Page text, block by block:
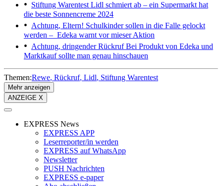
Stiftung Warentest Lidl schmiert ab – ein Supermarkt hat
die beste Sonnencreme 2024
Achtung, Eltern! Schulkinder sollen in die Falle gelockt
werden – Edeka warnt vor mieser Aktion
Achtung, dringender RückrufBei Produkt von Edeka und
Marktkauf sollte man genau hinschauen
Themen:Rewe Rückruf Lidl Stiftung Warentest
Mehr anzeigen
ANZEIGE X
EXPRESS News
EXPRESS APP
Leserreporter/in werden
EXPRESS auf WhatsApp
Newsletter
PUSH Nachrichten
EXPRESS e-paper